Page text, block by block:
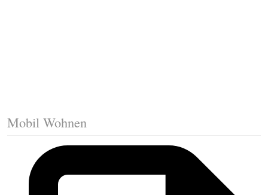
Mobil Wohnen